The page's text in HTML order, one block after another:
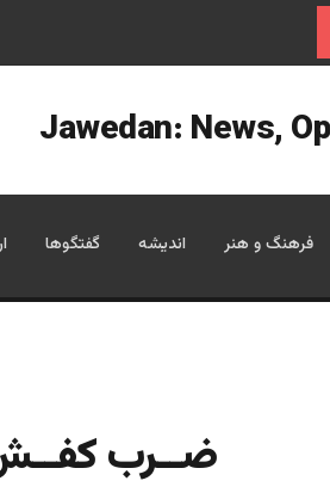
فرهنگ و هنر اندیشه گفتگوها
ضــرب